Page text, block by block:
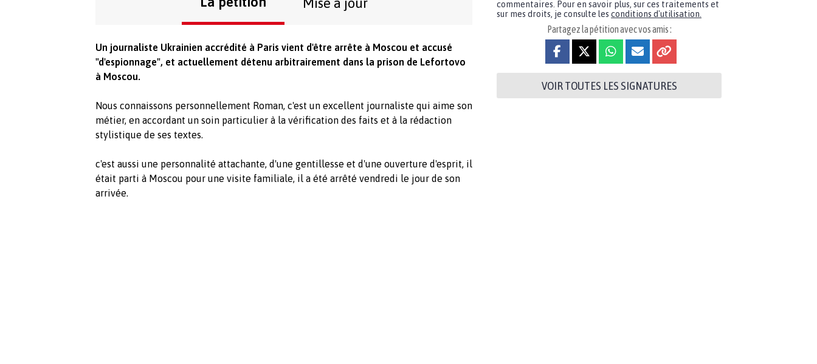
Un journaliste Ukrainien accrédité à Paris vient d'être arrête à Moscou et accusé
"d'espionnage", et actuellement détenu arbitrairement dans la prison de Lefortovo
à Moscou.
Nous connaissons personnellement Roman, c'est un excellent journaliste qui aime son
métier, en accordant un soin particulier à la vérification des faits et à la rédaction
stylistique de ses textes.
c'est aussi une personnalité attachante, d'une gentillesse et d'une ouverture d'esprit, il
était parti à Moscou pour une visite familiale, il a été arrêté vendredi le jour de son
arrivée.
commentaires. Pour en savoir plus, sur ces traitements et
sur mes droits, je consulte les conditions d'utilisation.
Partagez la pétition avec vos amis :
VOIR TOUTES LES SIGNATURES